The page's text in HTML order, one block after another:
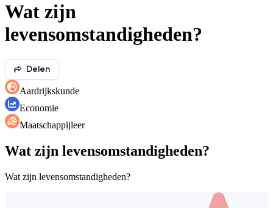
Wat zijn
levensomstandigheden?
Delen
Aardrijkskunde
Economie
Maatschappijleer
Wat zijn levensomstandigheden?
Wat zijn levensomstandigheden?